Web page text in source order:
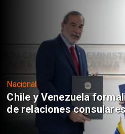
Nacional
Chile y Venezuela
de relaciones